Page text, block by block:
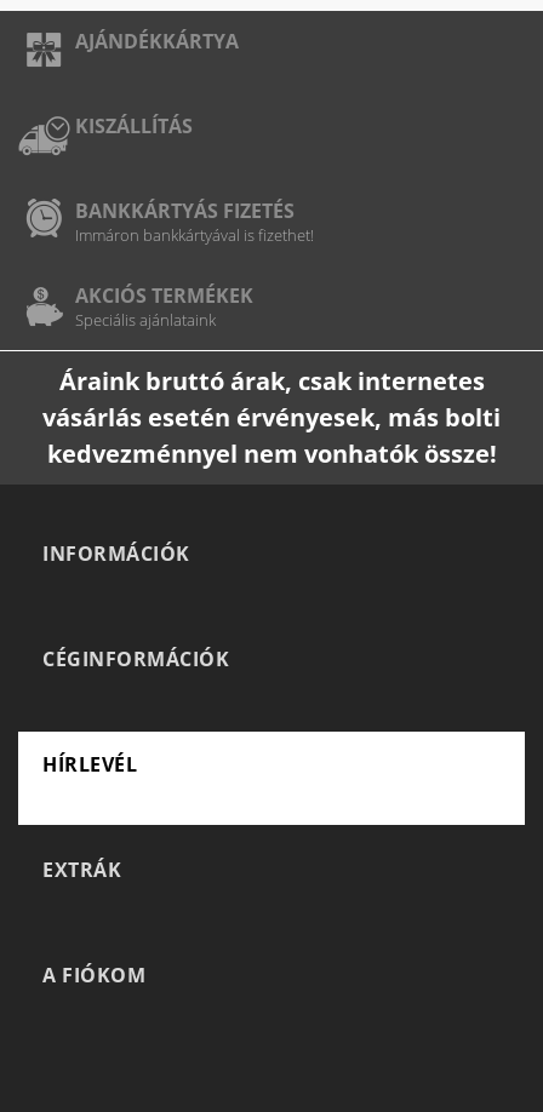
AJÁNDÉKKÁRTYA
KISZÁLLÍTÁS
BANKKÁRTYÁS FIZETÉS
Immáron bankkártyával is fizethet!
AKCIÓS TERMÉKEK
Speciális ajánlataink
Áraink bruttó árak, csak internetes
vásárlás esetén érvényesek, más bolti
kedvezménnyel nem vonhatók össze!
INFORMÁCIÓK
CÉGINFORMÁCIÓK
HÍRLEVÉL
EXTRÁK
A FIÓKOM